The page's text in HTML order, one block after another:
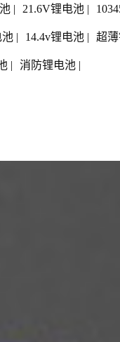
| 21.6V锂电池 |
池 | 14.4v锂电池 | 超
| 消防锂电池 |